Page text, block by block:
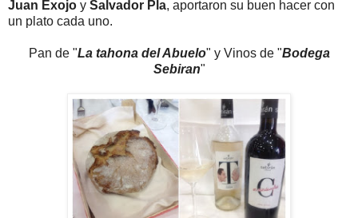
Juan Exojo y Salvador Pla, aportaron su buen hacer con
un plato cada uno.
Pan de "La tahona del Abuelo" y Vinos de "Bodega
Sebiran"